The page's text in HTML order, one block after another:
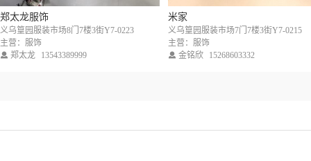
郑太龙服饰
义乌篁园服装市场8门7楼3街Y7-0223
主营：服饰
郑太龙
13543389999
米家
义乌篁园服装市场7门7楼3街Y7-0215
主营：服饰
金铭欣
15268603332